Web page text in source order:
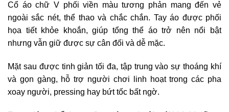
Cổ áo chữ V phối viền màu tương phản mang đến vẻ
ngoài sắc nét, thể thao và chắc chắn. Tay áo được phối
họa tiết khỏe khoắn, giúp tổng thể áo trở nên nổi bật
nhưng vẫn giữ được sự cân đối và dễ mặc.
Mặt sau được tinh giản tối đa, tập trung vào sự thoáng khí
và gọn gàng, hỗ trợ người chơi linh hoạt trong các pha
xoay người, pressing hay bứt tốc bất ngờ.